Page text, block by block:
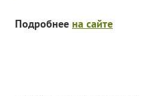
Подробнее на сайте